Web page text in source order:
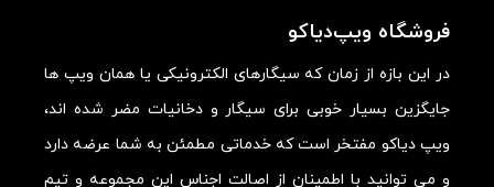
فروشگاه ویپ‌دیاکو
در این بازه از زمان که سیگارهای الکترونیکی یا همان ویپ ها
جایگزین بسیار خوبی برای سیگار و دخانیات مضر شده اند،
ویپ دیاکو مفتخر است که خدماتی مطمئن به شما عرضه دارد
و می توانید با اطمینان از اصالت اجناس این مجموعه و تیم